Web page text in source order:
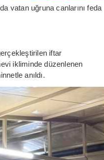
vatan uğruna canlarını feda
iftar
ikliminde düzenlenen
anıldı.